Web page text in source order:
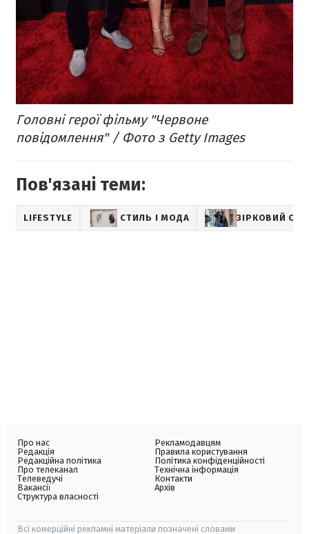
Головні герої фільму "Червоне
повідомлення" / Фото з Getty Images
Пов'язані теми:
LIFESTYLE СТИЛЬ І МОДА ЗІРКОВИЙ
Про нас
Редакція
Редакційна політика
Про телеканал
Телеведучі
Вакансії
Структура власності
Рекламодавцям
Правила користування
Політика конфіденційності
Технічна інформація
Контакти
Архів
Всі комерційні рекламні матеріали позначені словами